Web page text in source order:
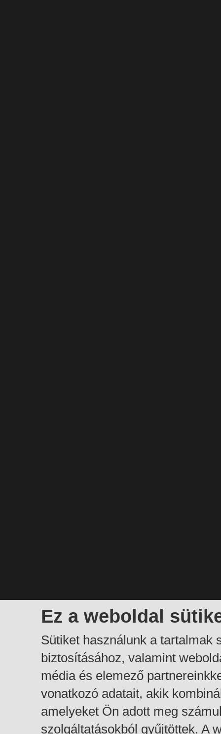
Ez a weboldal
Sütiket használunk a tartalmak
biztosításához, valamint
média és elemező
vonatkozó adatait, akik
amelyeket Ön adott meg
szolgáltatásokból gyűjtöttek. A